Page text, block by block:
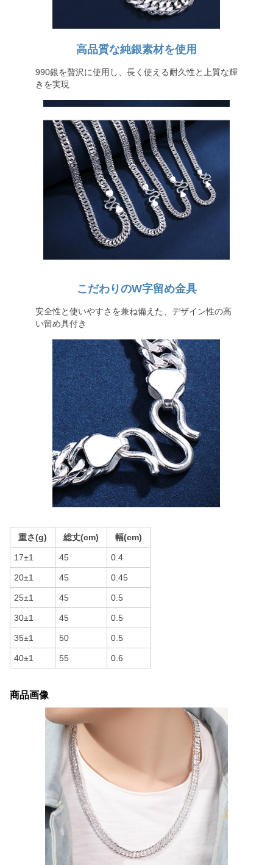
高品質な純銀素材を使用
990銀を贅沢に使用し、長く使える耐久性と上質な輝
きを実現
こだわりのW字留め金具
安全性と使いやすさを兼ね備えた、デザイン性の高
い留め具付き
重さ(g) 総丈(cm) 幅(cm)
17±1 45 0.4
20±1 45 0.45
25±1 45 0.5
30±1 45 0.5
35±1 50 0.5
40±1 55 0.6
商品画像